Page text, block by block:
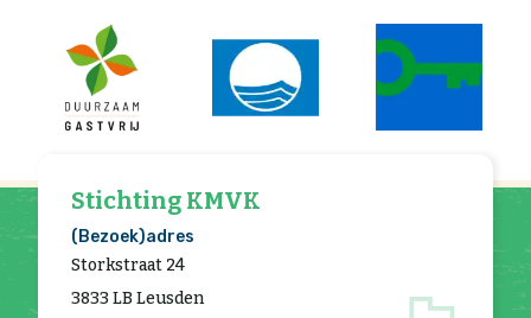
Stichting KMVK
(Bezoek)adres
Storkstraat 24
3833 LB Leusden